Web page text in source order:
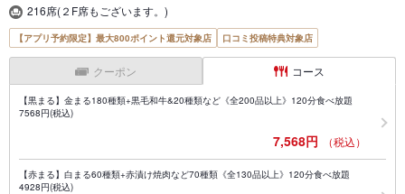
216席(２F席もございます。)
【アプリ予約限定】最大800ポイント還元対象店 口コミ投稿特典対象店
クーポン コース
【黒まる】金まる180種類+黒毛和牛&20種類など《全200品以上》120分食べ放題
7568円(税込)
7,568円 （税込）
【赤まる】白まる60種類+赤漬け焼肉など70種類《全130品以上》120分食べ放題
4928円(税込)